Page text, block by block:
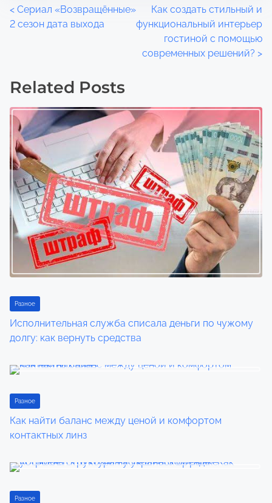
P
t
s
n
a
v
i
g
t
i
o
< Сериал «Возвращённые»
2 сезон дата выхода
Как создать стильный и
функциональный интерьер
гостиной с помощью
современных решений? >
Related Posts
Разное
Исполнительная служба списала деньги по чужому
долгу: как вернуть средства
Разное
Как найти баланс между ценой и комфортом
контактных линз
Разное